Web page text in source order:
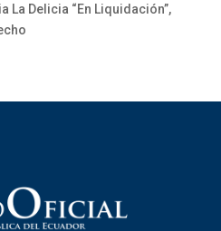
Delicia “En Liquidación”,